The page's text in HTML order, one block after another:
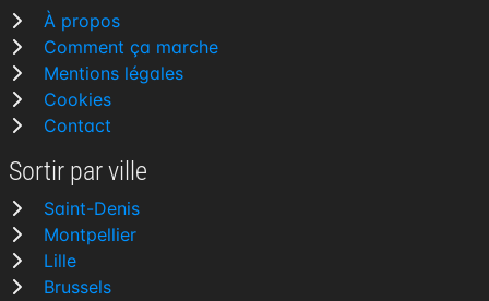
À propos
Comment ça marche
Mentions légales
Cookies
Contact
Sortir par ville
Saint-Denis
Montpellier
Lille
Brussels